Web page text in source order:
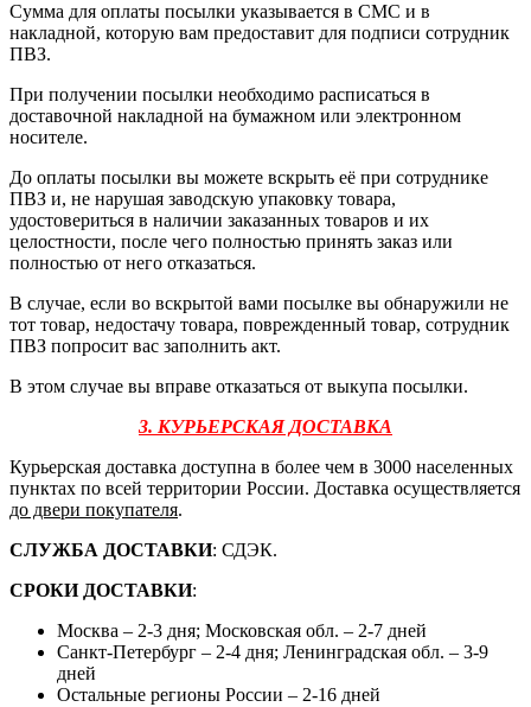
Сумма для оплаты посылки указывается в СМС и в
накладной, которую вам предоставит для подписи сотрудник
ПВЗ.
При получении посылки необходимо расписаться в
доставочной накладной на бумажном или электронном
носителе.
До оплаты посылки вы можете вскрыть её при сотруднике
ПВЗ и, не нарушая заводскую упаковку товара,
удостовериться в наличии заказанных товаров и их
целостности, после чего полностью принять заказ или
полностью от него отказаться.
В случае, если во вскрытой вами посылке вы обнаружили не
тот товар, недостачу товара, поврежденный товар, сотрудник
ПВЗ попросит вас заполнить акт.
В этом случае вы вправе отказаться от выкупа посылки.
3. КУРЬЕРСКАЯ ДОСТАВКА
Курьерская доставка доступна в более чем в 3000 населенных
пунктах по всей территории России. Доставка осуществляется
до двери покупателя.
СЛУЖБА ДОСТАВКИ: СДЭК.
СРОКИ ДОСТАВКИ:
Москва – 2-3 дня; Московская обл. – 2-7 дней
Санкт-Петербург – 2-4 дня; Ленинградская обл. – 3-9
дней
Остальные регионы России – 2-16 дней